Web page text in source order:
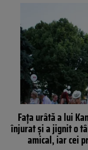
Fața urâtă a lui
înjurat și a jignit o
amical, iar cei